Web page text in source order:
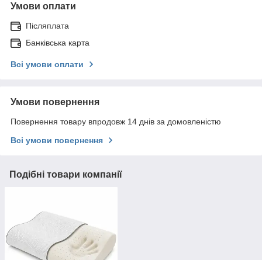
Умови оплати
Післяплата
Банківська карта
Всі умови оплати
Умови повернення
Повернення товару впродовж 14 днів за домовленістю
Всі умови повернення
Подібні товари компанії